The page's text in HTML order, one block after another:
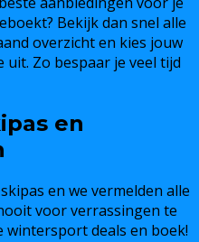
Bekijk dan snel alle
overzicht en kies jouw
Zo bespaar je veel tijd
en
en we vermelden alle
voor verrassingen te
wintersport deals en boek!